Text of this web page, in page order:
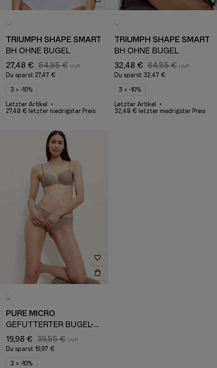
TRIUMPH SHAPE SMART
BH OHNE BÜGEL
27,48 € 54,95 €
Du sparst 27,47 €
3 = -10%
Letzter Artikel
27,48 € letzter niedrigster Preis
TRIUMPH SHAPE SMART
BH OHNE BÜGEL
32,48 € 64,95 €
Du sparst 32,47 €
3 = -10%
Letzter Artikel
32,48 € letzter niedrigster Preis
PURE MICRO
GEFÜTTERTER BÜGEL-BH
19,98 € 39,95 €
Du sparst 19,97 €
3 = -10%